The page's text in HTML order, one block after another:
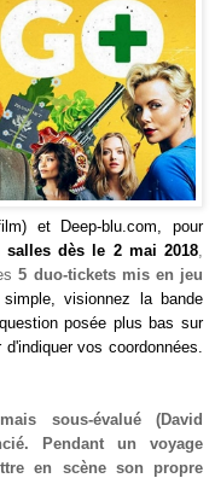
et Deep-blu.com, pour
salles dès le 2 mai 2018,
5 duo-tickets mis en jeu
visionnez la bande
posée plus bas sur
vos coordonnées.
sous-évalué (David
Pendant un voyage
en scène son propre